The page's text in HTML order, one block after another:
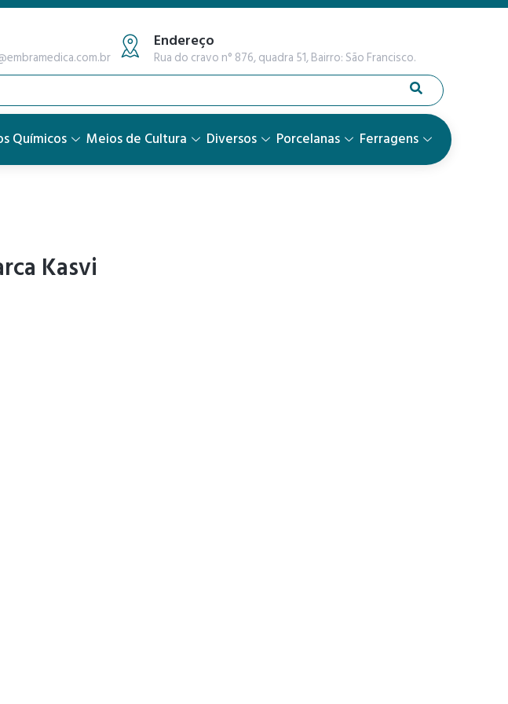
Endereço
Rua do cravo n° 876, quadra 51, Bairro: São Francisco.
Químicos Meios de Cultura Diversos Porcelanas Ferragens
Kasvi